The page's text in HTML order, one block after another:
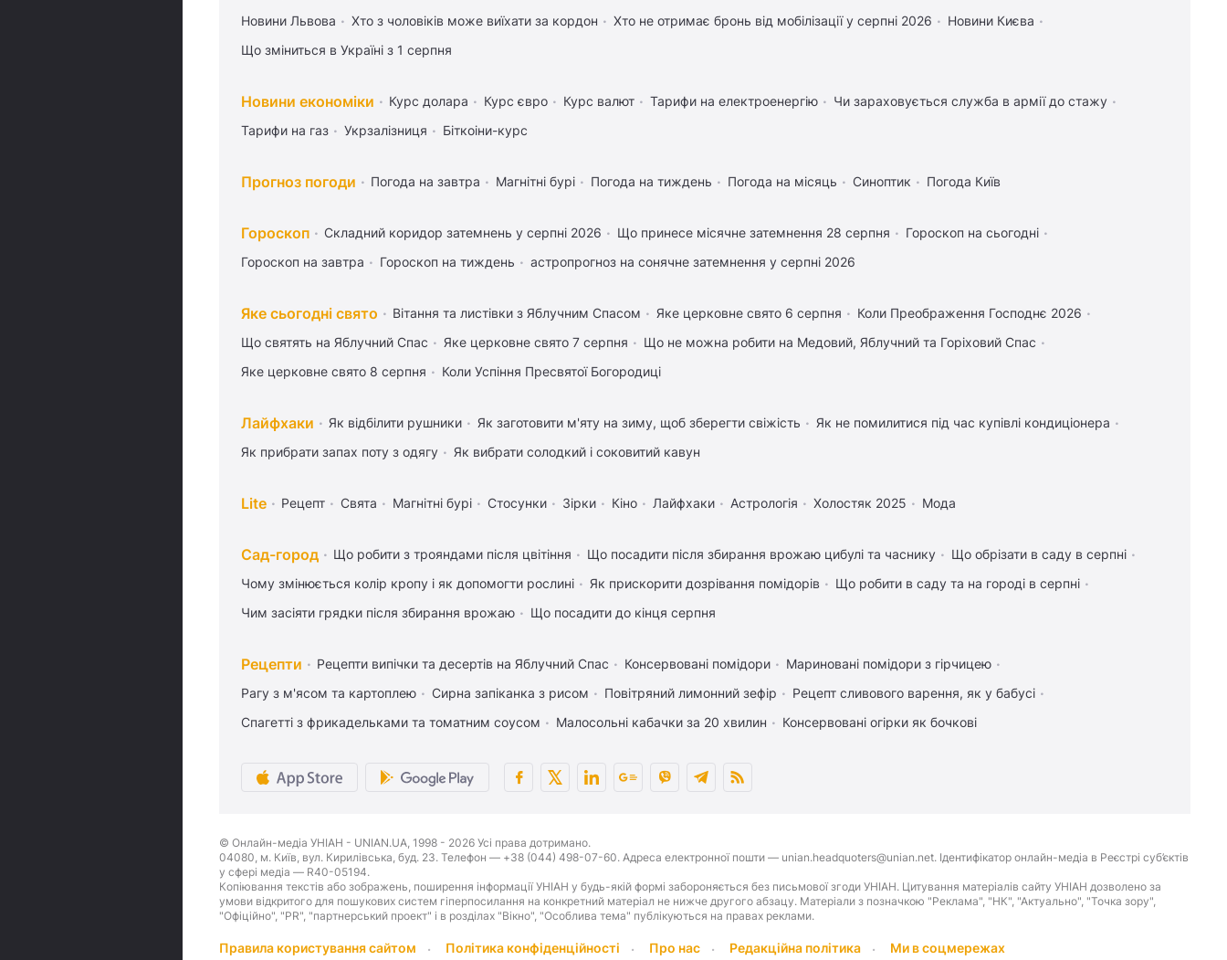
Новини Львова
Хто з чоловіків може виїхати за кордон Хто не отримає бронь від мобілізації у серпні 2026
Новини Києва
Що зміниться в Україні з 1 серпня
Новини економіки Курс долара Курс євро Курс валют Тарифи на електроенергію
Чи зараховується служба в армії до стажу
Тарифи на газ
Укрзалізниця Біткоіни-курс
Прогноз погоди Погода на завтра Магнітні бурі Погода на тиждень Погода на місяць Синоптик Погода Київ
Гороскоп Складний коридор затемнень у серпні 2026 Що принесе місячне затемнення 28 серпня
Гороскоп на сьогодні
Гороскоп на завтра
Гороскоп на тиждень астропрогноз на сонячне затемнення у серпні 2026
Яке сьогодні свято Вітання та листівки з Яблучним Спасом Яке церковне свято 6 серпня
Коли Преображення Господнє 2026
Що святять на Яблучний Спас
Яке церковне свято 7 серпня
Що не можна робити на Медовий, Яблучний та Горіховий Спас
Яке церковне свято 8 серпня
Коли Успіння Пресвятої Богородиці
Лайфхаки Як відбілити рушники Як заготовити м'яту на зиму, щоб зберегти свіжість
Як не помилитися під час купівлі кондиціонера
Як прибрати запах поту з одягу
Як вибрати солодкий і соковитий кавун
Lite Рецепт Свята Магнітні бурі Стосунки Зірки Кіно Лайфхаки Астрологія Холостяк 2025 Мода
Сад-город Що робити з трояндами після цвітіння Що посадити після збирання врожаю цибулі та часнику
Що обрізати в саду в серпні
Чому змінюється колір кропу і як допомогти рослині
Як прискорити дозрівання помідорів
Що робити в саду та на городі в серпні
Чим засіяти грядки після збирання врожаю
Що посадити до кінця серпня
Рецепти Рецепти випічки та десертів на Яблучний Спас Консервовані помідори
Мариновані помідори з гірчицею
Рагу з м'ясом та картоплею
Сирна запіканка з рисом Повітряний лимонний зефір
Рецепт сливового варення, як у бабусі
Спагетті з фрикадельками та томатним соусом
Малосольні кабачки за 20 хвилин Консервовані огірки як бочкові
© Онлайн-медіа УНІАН - UNIAN.UA, 1998 - 2026 Усі права дотримано.
04080, м. Київ, вул. Кирилівська, буд. 23. Телефон — +38 (044) 498-07-60. Адреса електронної пошти — unian.headquoters@unian.net. Ідентифікатор онлайн-медіа в Реєстрі суб’єктів
у сфері медіа — R40-05194.
Копіювання текстів або зображень, поширення інформації УНІАН у будь-якій формі забороняється без письмової згоди УНІАН. Цитування матеріалів сайту УНІАН дозволено за
умови відкритого для пошукових систем гіперпосилання на конкретний матеріал не нижче другого абзацу. Матеріали з позначкою "Реклама", "НК", "Актуально", "Точка зору",
"Офіційно", "PR", "партнерський проект" і в розділах "Вікно", "Особлива тема" публікуються на правах реклами.
Правила користування сайтом Політика конфіденційності Про нас Редакційна політика Ми в соцмережах